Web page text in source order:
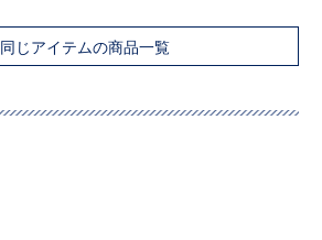
同じアイテムの商品一覧